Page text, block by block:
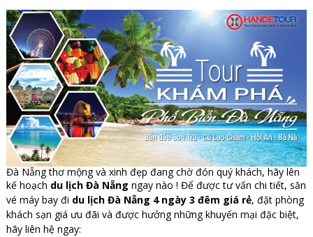
Đà Nẵng thơ mộng và xinh đẹp đang chờ đón quý khách, hãy lên
kế hoạch du lịch Đà Nẵng ngay nào ! Để được tư vấn chi tiết, săn
vé máy bay đi du lịch Đà Nẵng 4 ngày 3 đêm giá rẻ, đặt phòng
khách sạn giá ưu đãi và được hưởng những khuyến mại đặc biệt,
hãy liên hệ ngay: